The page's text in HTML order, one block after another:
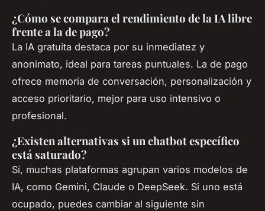
¿Cómo se compara el rendimiento de la IA libre
frente a la de pago?
La IA gratuita destaca por su inmediatez y
anonimato, ideal para tareas puntuales. La de pago
ofrece memoria de conversación, personalización y
acceso prioritario, mejor para uso intensivo o
profesional.
¿Existen alternativas si un chatbot específico
está saturado?
Sí, muchas plataformas agrupan varios modelos de
IA, como Gemini, Claude o DeepSeek. Si uno está
ocupado, puedes cambiar al siguiente sin